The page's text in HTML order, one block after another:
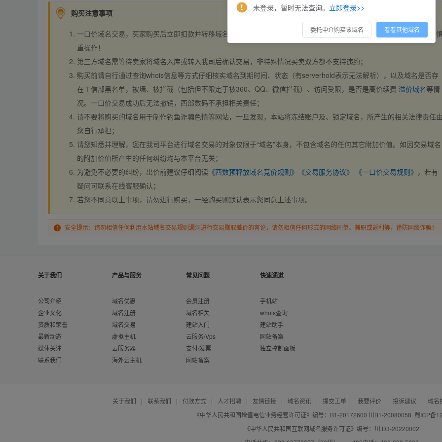
购买注意事项
一口价域名交易，买家购买后立即扣款并转移域名，交易自动完成。买卖双方都不支持违约，一旦出价不支持撤销，请
重操作！
第三方域名需等待卖家将域名入库或转入我司后确认交易，非特殊情况买卖双方都不支持违约；
购买前请自行通过查询whois信息等方式仔细核实域名到期时间、状态（有serverhold表示无法解析），以及域名是否存
在工信部黑名单，被墙、被拦截（包括但不限定于被360、QQ、微信拦截）、访问受限，是否是高价续费 溢价域名等情
况。一口价交易成功后无法撤销，西部数码不承担相关责任；
请不要将购买的域名用于制作钓鱼诈骗色情等网站，一旦发现，本站将冻结账户及、锁定域名，所产生的相关法律责任
您自行承担；
请您知悉并理解，您在我司平台进行域名交易的对象仅限于“域名”本身，不包含域名的任何其它附加价值。如因交易域名
的附加价值所产生的任何纠纷均与本平台无关；
为避免不必要的纠纷，出价前建议仔细阅读 《西数预释放域名竞价规则》 《交易服务协议》 《一口价交易规则》 ，若有
疑问可联系在线客服确认；
若您不同意以上事项，请勿进行购买，一经购买则默认表示您同意上述事项。
安全提示：请勿相信任何利用本站域名交易规则漏洞进行交易赚取差价的言论，请勿相信任何形式的网络刷单、兼职或返利等，谨防网络诈骗！
关于我们
公司介绍
企业文化
资质和荣誉
最新动态
媒体关注
联系我们
产品与服务
域名优惠
域名注册
域名交易
虚拟主机
云服务器
海外云主机
常见问题
会员注册
域名相关
建站入门
云服务/Vps
支付/发票
网站备案
快速通道
手机站
whois查询
建站助手
网站备案
独立控制面板
关于我们 | 联系我们 | 付款方式 | 人才招聘 | 友情链接 | 域名资讯 | 提交工单 | 我要评价 | 投诉建议 |
域名
《中华人民共和国增值电信业务经营许可证》编号：B1-20172600 川B1-20080058 蜀ICP备
《中华人民共和国互联网域名服务许可证》编号：川 D3-20220002
未登录，暂时无法查询。 立即登录>>
委托中介购买该域名 看看其他域名